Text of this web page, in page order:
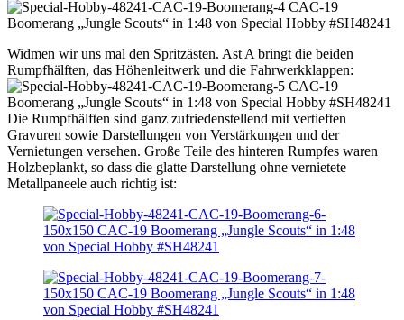
Widmen wir uns mal den Spritzästen. Ast A bringt die beiden
Rumpfhälften, das Höhenleitwerk und die Fahrwerkklappen:
Die Rumpfhälften sind ganz zufriedenstellend mit vertieften
Gravuren sowie Darstellungen von Verstärkungen und der
Vernietungen versehen. Große Teile des hinteren Rumpfes waren
Holzbeplankt, so dass die glatte Darstellung ohne vernietete
Metallpaneele auch richtig ist: